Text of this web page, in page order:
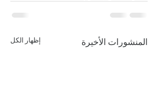
المنشورات الأخيرة إظهار الكل